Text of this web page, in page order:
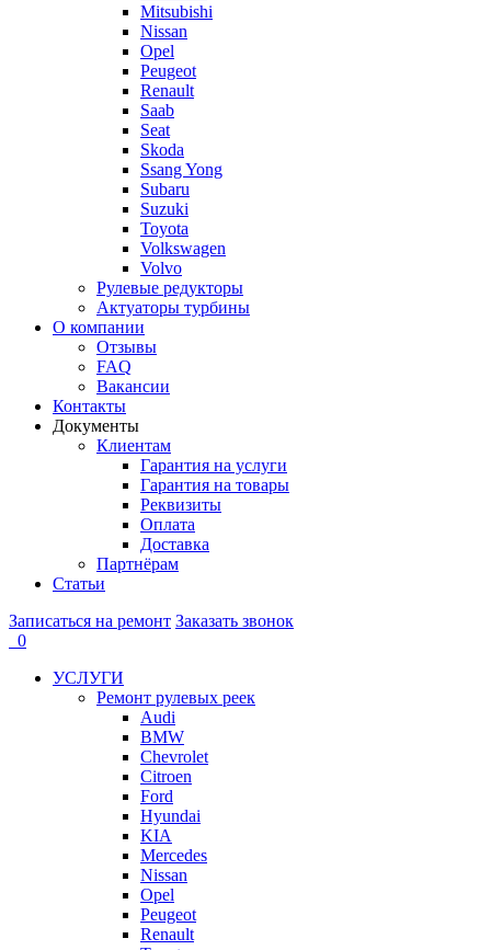
Mitsubishi
Nissan
Opel
Peugeot
Renault
Saab
Seat
Skoda
Ssang Yong
Subaru
Suzuki
Toyota
Volkswagen
Volvo
Рулевые редукторы
Актуаторы турбины
О компании
Отзывы
FAQ
Вакансии
Контакты
Документы
Клиентам
Гарантия на услуги
Гарантия на товары
Реквизиты
Оплата
Доставка
Партнёрам
Статьи
Записаться на ремонт Заказать звонок
0
УСЛУГИ
Ремонт рулевых реек
Audi
BMW
Chevrolet
Citroen
Ford
Hyundai
KIA
Mercedes
Nissan
Opel
Peugeot
Renault